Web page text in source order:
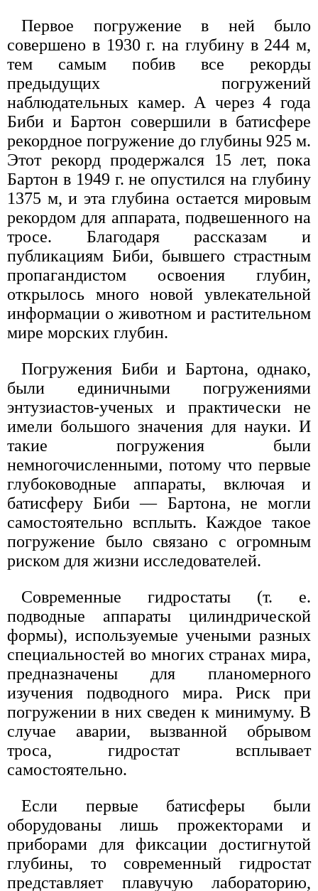
Первое погружение в ней было
совершено в 1930 г. на глубину в 244 м,
тем самым побив все рекорды
предыдущих погружений
наблюдательных камер. А через 4 года
Биби и Бартон совершили в батисфере
рекордное погружение до глубины 925 м.
Этот рекорд продержался 15 лет, пока
Бартон в 1949 г. не опустился на глубину
1375 м, и эта глубина остается мировым
рекордом для аппарата, подвешенного на
тросе. Благодаря рассказам и
публикациям Биби, бывшего страстным
пропагандистом освоения глубин,
открылось много новой увлекательной
информации о животном и растительном
мире морских глубин.
Погружения Биби и Бартона, однако,
были единичными погружениями
энтузиастов-ученых и практически не
имели большого значения для науки. И
такие погружения были
немногочисленными, потому что первые
глубоководные аппараты, включая и
батисферу Биби — Бартона, не могли
самостоятельно всплыть. Каждое такое
погружение было связано с огромным
риском для жизни исследователей.
Современные гидростаты (т. е.
подводные аппараты цилиндрической
формы), используемые учеными разных
специальностей во многих странах мира,
предназначены для планомерного
изучения подводного мира. Риск при
погружении в них сведен к минимуму. В
случае аварии, вызванной обрывом
троса, гидростат всплывает
самостоятельно.
Если первые батисферы были
оборудованы лишь прожекторами и
приборами для фиксации достигнутой
глубины, то современный гидростат
представляет плавучую лабораторию,